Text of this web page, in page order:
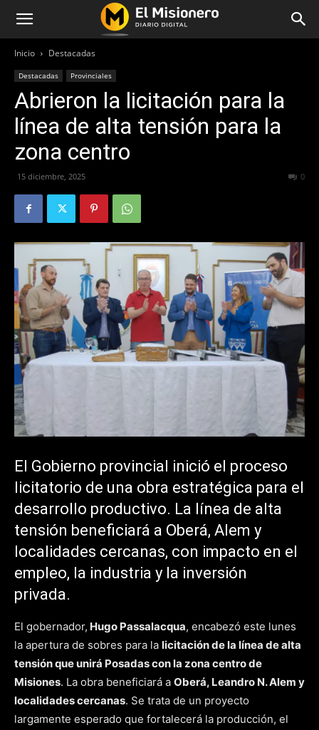
Inicio Destacadas
Destacadas Provinciales
Abrieron la licitación para la
línea de alta tensión para la
zona centro
15 diciembre, 2025 0
El Gobierno provincial inició el proceso
licitatorio de una obra estratégica para el
desarrollo productivo. La línea de alta
tensión beneficiará a Oberá, Alem y
localidades cercanas, con impacto en el
empleo, la industria y la inversión
privada.
El gobernador, Hugo Passalacqua, encabezó este lunes
la apertura de sobres para la licitación de la línea de alta
tensión que unirá Posadas con la zona centro de
Misiones. La obra beneficiará a Oberá, Leandro N. Alem y
localidades cercanas. Se trata de un proyecto
largamente esperado que fortalecerá la producción, el